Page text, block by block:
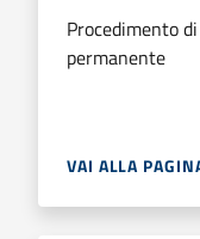
Procedimento
permanente
VAI ALLA